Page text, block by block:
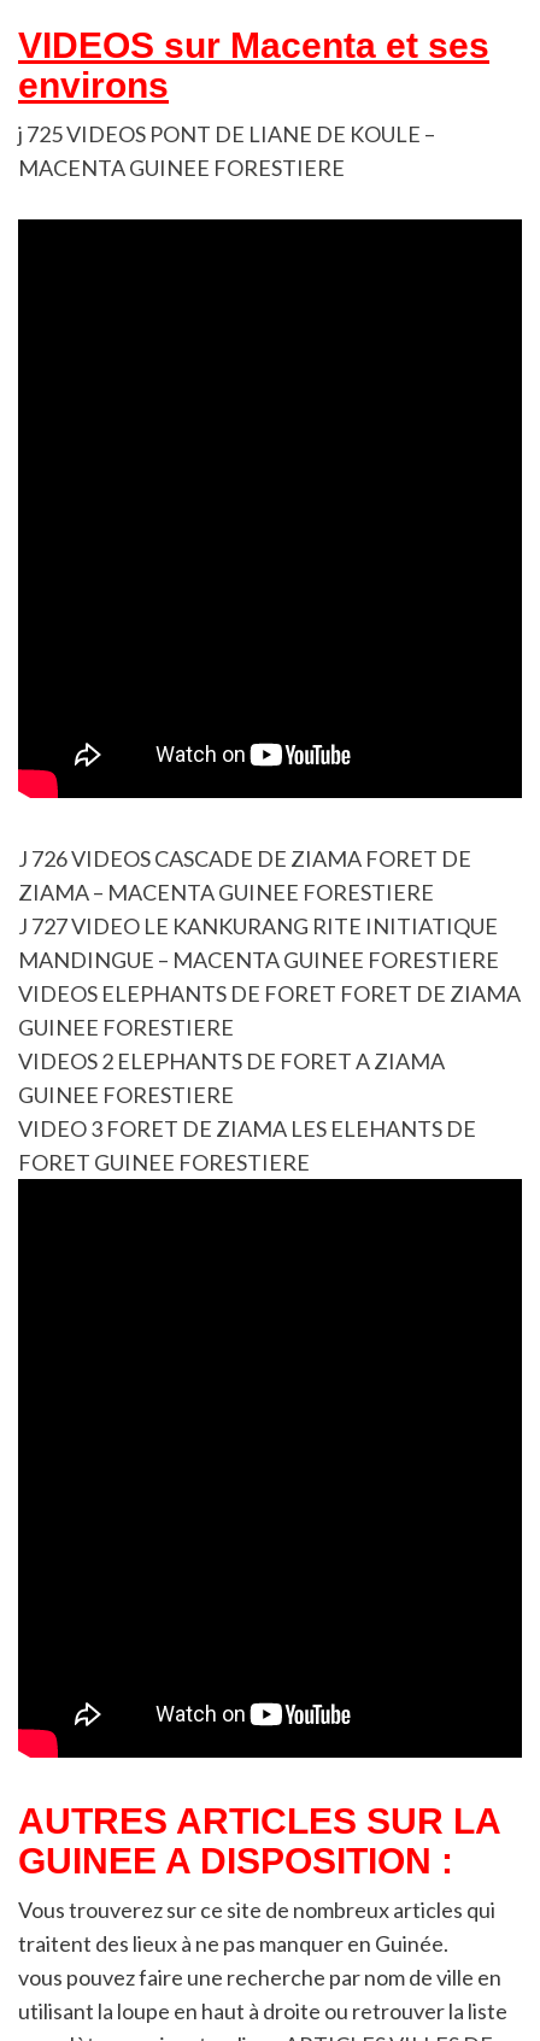
VIDEOS sur Macenta et ses
environs
j 725 VIDEOS PONT DE LIANE DE KOULE –
MACENTA GUINEE FORESTIERE
J 726 VIDEOS CASCADE DE ZIAMA FORET DE
ZIAMA – MACENTA GUINEE FORESTIERE
J 727 VIDEO LE KANKURANG RITE INITIATIQUE
MANDINGUE – MACENTA GUINEE FORESTIERE
VIDEOS ELEPHANTS DE FORET FORET DE ZIAMA
GUINEE FORESTIERE
VIDEOS 2 ELEPHANTS DE FORET A ZIAMA
GUINEE FORESTIERE
VIDEO 3 FORET DE ZIAMA LES ELEHANTS DE
FORET GUINEE FORESTIERE
AUTRES ARTICLES SUR LA
GUINEE A DISPOSITION :
Vous trouverez sur ce site de nombreux articles qui
traitent des lieux à ne pas manquer en Guinée.
vous pouvez faire une recherche par nom de ville en
utilisant la loupe en haut à droite ou retrouver la liste